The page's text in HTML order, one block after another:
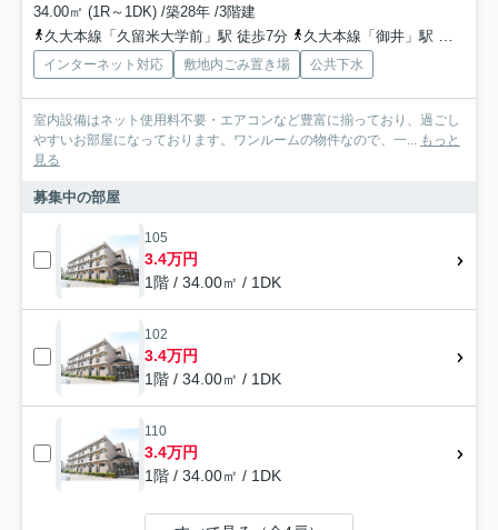
34.00㎡ (1R～1DK) /築28年 /3階建
久大本線「久留米大学前」駅 徒歩7分
久大本線「御井」駅 徒歩22分
インターネット対応 敷地内ごみ置き場 公共下水
室内設備はネット使用料不要・エアコンなど豊富に揃っており、過ごし
やすいお部屋になっております。ワンルームの物件なので、一... もっと
見る
募集中の部屋
105
3.4万円
1階 / 34.00㎡ / 1DK
102
3.4万円
1階 / 34.00㎡ / 1DK
110
3.4万円
1階 / 34.00㎡ / 1DK